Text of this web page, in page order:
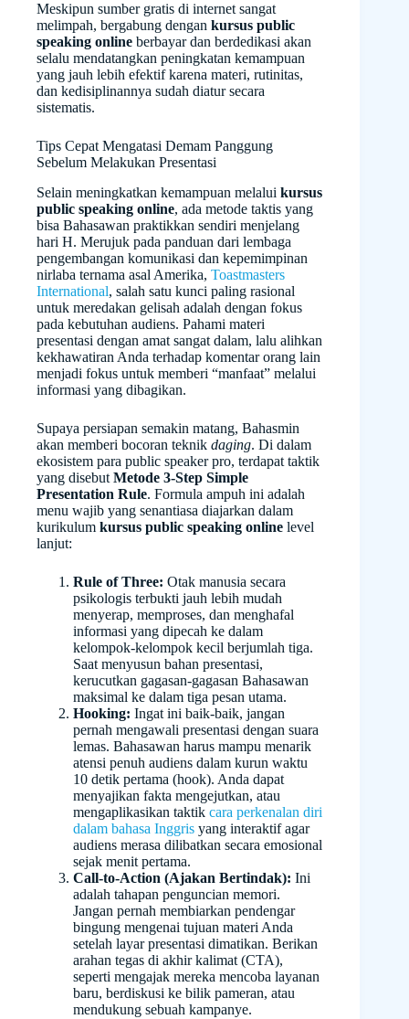
Meskipun sumber gratis di internet sangat
melimpah, bergabung dengan kursus public
speaking online berbayar dan berdedikasi akan
selalu mendatangkan peningkatan kemampuan
yang jauh lebih efektif karena materi, rutinitas,
dan kedisiplinannya sudah diatur secara
sistematis.
Tips Cepat Mengatasi Demam Panggung
Sebelum Melakukan Presentasi
Selain meningkatkan kemampuan melalui kursus
public speaking online, ada metode taktis yang
bisa Bahasawan praktikkan sendiri menjelang
hari H. Merujuk pada panduan dari lembaga
pengembangan komunikasi dan kepemimpinan
nirlaba ternama asal Amerika, Toastmasters
International, salah satu kunci paling rasional
untuk meredakan gelisah adalah dengan fokus
pada kebutuhan audiens. Pahami materi
presentasi dengan amat sangat dalam, lalu alihkan
kekhawatiran Anda terhadap komentar orang lain
menjadi fokus untuk memberi “manfaat” melalui
informasi yang dibagikan.
Supaya persiapan semakin matang, Bahasmin
akan memberi bocoran teknik daging. Di dalam
ekosistem para public speaker pro, terdapat taktik
yang disebut Metode 3-Step Simple
Presentation Rule. Formula ampuh ini adalah
menu wajib yang senantiasa diajarkan dalam
kurikulum kursus public speaking online level
lanjut:
Rule of Three: Otak manusia secara
psikologis terbukti jauh lebih mudah
menyerap, memproses, dan menghafal
informasi yang dipecah ke dalam
kelompok-kelompok kecil berjumlah tiga.
Saat menyusun bahan presentasi,
kerucutkan gagasan-gagasan Bahasawan
maksimal ke dalam tiga pesan utama.
Hooking: Ingat ini baik-baik, jangan
pernah mengawali presentasi dengan suara
lemas. Bahasawan harus mampu menarik
atensi penuh audiens dalam kurun waktu
10 detik pertama (hook). Anda dapat
menyajikan fakta mengejutkan, atau
mengaplikasikan taktik cara perkenalan diri
dalam bahasa Inggris yang interaktif agar
audiens merasa dilibatkan secara emosional
sejak menit pertama.
Call-to-Action (Ajakan Bertindak): Ini
adalah tahapan penguncian memori.
Jangan pernah membiarkan pendengar
bingung mengenai tujuan materi Anda
setelah layar presentasi dimatikan. Berikan
arahan tegas di akhir kalimat (CTA),
seperti mengajak mereka mencoba layanan
baru, berdiskusi ke bilik pameran, atau
mendukung sebuah kampanye.